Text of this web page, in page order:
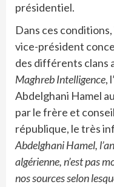
présidentiel.
Dans ces
vice-président
des différents clans
Maghreb Intelligence,
Abdelghani Hamel
par le frère et
république, le très
Abdelghani Hamel,
algérienne, n’est pas
nos sources selon